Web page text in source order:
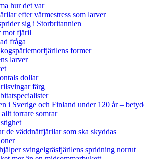
hur det var
efter värmestress som larver
sig i Storbritannien
mot fjäril
fråga
former
larver
dollar
färg
i Sverige och Finland under 120 år–
torrare somrar
de väddnätfjärilar som ska skyddas
svingelgräsfjärilens spridning norrut